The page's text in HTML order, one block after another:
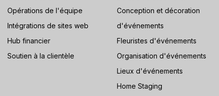
Opérations de l'équipe
Intégrations de sites web
Hub financier
Soutien à la clientèle
Conception et décoration
d'événements
Fleuristes d'événements
Organisation d'événements
Lieux d'événements
Home Staging